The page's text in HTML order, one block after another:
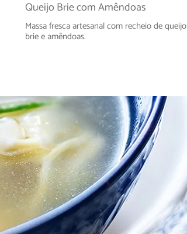
Queijo Brie com Amêndoas
Massa fresca artesanal com recheio de queijo
brie e amêndoas.